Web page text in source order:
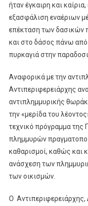
ήταν έγκαιρη και
εξασφάλιση εναέριων
επέκταση των δασικών
και στο δάσος πάνω από
πυρκαγιά στην
Αναφορικά με την
Αντιπεριφερειάρχης
αντιπλημμυρικής
την «μερίδα του
τεχνικό πρόγραμμα της
πλημμυρών
καθαρισμοί, καθώς και
ανάσχεση των
των οικισμών.
Ο